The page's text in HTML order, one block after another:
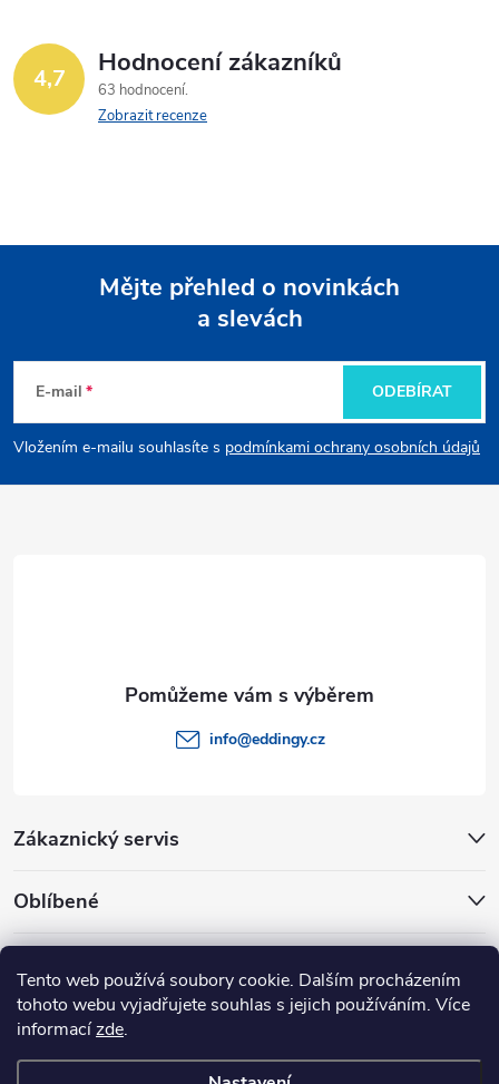
Tento web používá soubory cookie. Dalším procházením
tohoto webu vyjadřujete souhlas s jejich používáním. Více
informacízde.
4,7 Hodnocení zákazníků
63 hodnocení
Zobrazit recenze
p
a
Mějte přehled o novinkách
a slevách
E-mail
Vložením e-mailu souhlasíte s podmínkami ochrany osobních údajů
ODEBÍRAT
Zákaznický servis
Oblíbené
info@eddingy.cz